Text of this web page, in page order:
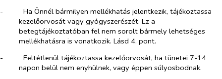
-​
Ha Önnél bármilyen mellékhatás jelentkezik, tájékoztassa
kezelőorvosát vagy gyógyszerészét. Ez a
betegtájékoztatóban fel nem sorolt bármely lehetséges
mellékhatásra is vonatkozik. Lásd 4. pont.
-​
Feltétlenül tájékoztassa kezelőorvosát, ha tünetei 7-14
napon belül nem enyhülnek, vagy éppen súlyosbodnak.